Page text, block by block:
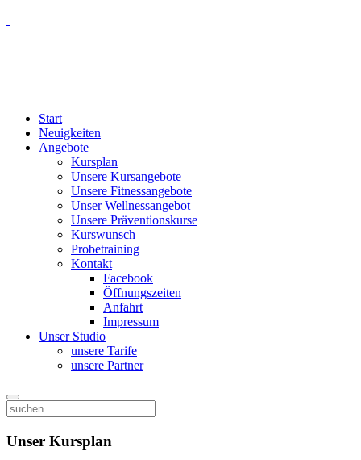
Start
Neuigkeiten
Angebote
Kursplan
Unsere Kursangebote
Unsere Fitnessangebote
Unser Wellnessangebot
Unsere Präventionskurse
Kurswunsch
Probetraining
Kontakt
Facebook
Öffnungszeiten
Anfahrt
Impressum
Unser Studio
unsere Tarife
unsere Partner
Unser Kursplan